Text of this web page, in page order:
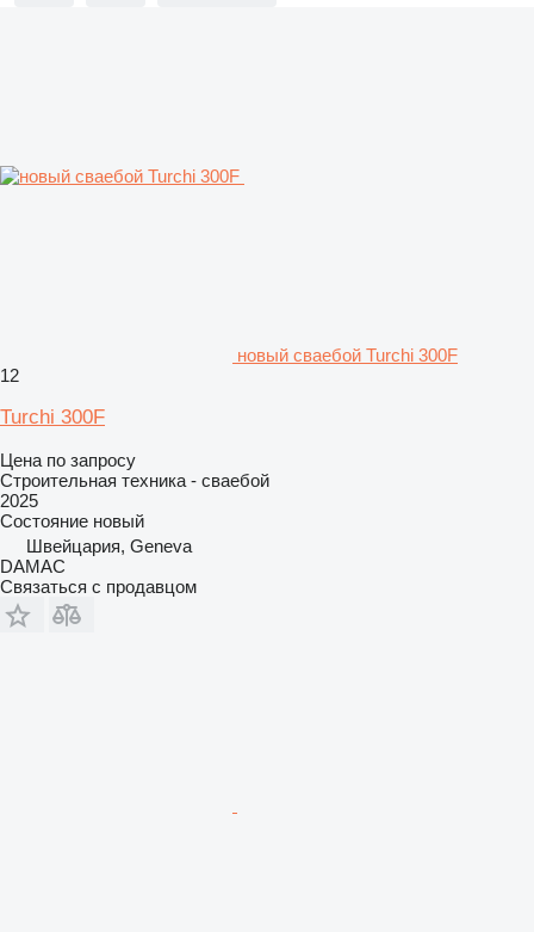
новый сваебой Turchi 300F
12
Turchi 300F
Цена по запросу
Строительная техника - сваебой
2025
Состояние новый
Швейцария, Geneva
DAMAC
Связаться с продавцом